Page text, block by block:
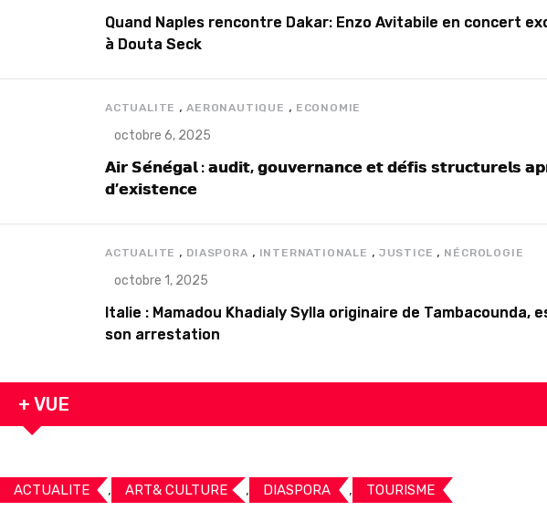
Quand Naples rencontre Dakar: Enzo Avitabile en concert
à Douta Seck
ACTUALITE ,AERONAUTIQUE , ECONOMIE
octobre 6, 2025
𝗔𝗶𝗿 𝗦𝗲́𝗻𝗲́𝗴𝗮𝗹 : 𝗮𝘂𝗱𝗶𝘁, 𝗴𝗼𝘂𝘃𝗲𝗿𝗻𝗮𝗻𝗰𝗲 𝗲𝘁 𝗱𝗲́𝗳𝗶𝘀 𝘀𝘁𝗿𝘂𝗰𝘁𝘂𝗿𝗲𝗹𝘀
𝗱’𝗲𝘅𝗶𝘀𝘁𝗲𝗻𝗰𝗲
ACTUALITE , DIASPORA , INTERNATIONALE , JUSTICE , NÉCROLOGIE
octobre 1, 2025
Italie : Mamadou Khadialy Sylla originaire de Tambacounda,
son arrestation
+ VUE
ACTUALITE , ART& CULTURE , DIASPORA , TOURISME